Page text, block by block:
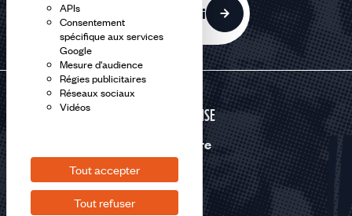
APIs
Consentement
spécifique aux services
Google
Mesure d'audience
Régies publicitaires
Réseaux sociaux
Vidéos
Tout accepter
Tout refuser
C'est par ici
DÉFENSE
Nous suivre